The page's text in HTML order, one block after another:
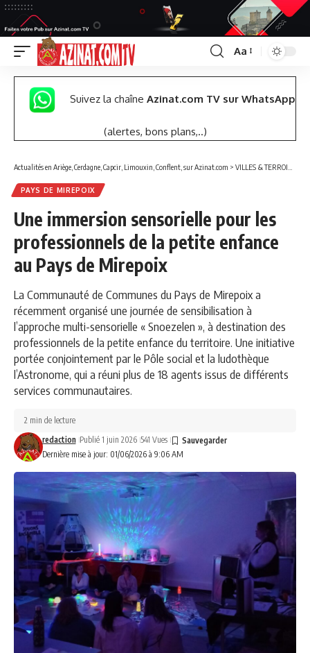
Font
Resizer
Aa
Suivez la chaîne Azinat.com TV sur WhatsApp
(alertes, bons plans,..)
Actualités en Ariège, Cerdagne, Capcir, Limouxin, Conflent, sur Azinat.com > VILLES & TERROIRS DES PYRÉNÉES EST
PAYS DE MIREPOIX
Une immersion sensorielle pour les
professionnels de la petite enfance
au Pays de Mirepoix
La Communauté de Communes du Pays de Mirepoix a
récemment organisé une journée de sensibilisation à
l’approche multi-sensorielle « Snoezelen », à destination des
professionnels de la petite enfance du territoire. Une initiative
portée conjointement par le Pôle social et la ludothèque
l’Astronome, qui a réuni plus de 18 agents issus de différents
services communautaires.
Dernière mise à jour: 01/06/2026 à 9:06 AM
redaction Publié 1 juin 2026 541 Vues
2 min de lecture